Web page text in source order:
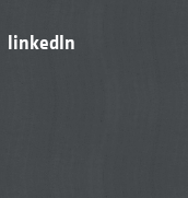
linkedIn